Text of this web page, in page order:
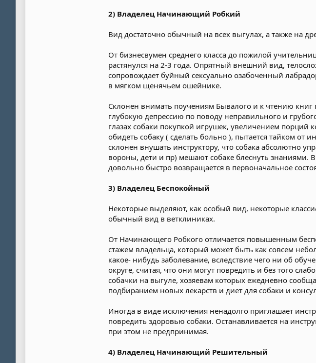
2) Владелец Начинающий Робкий
Вид достаточно обычный на всех выгулах, а также на
От бизнесвумен среднего класса до пожилой
растянулся на 2-3 года. Опрятный внешний вид,
сопровождает буйный сексуально озабоченный
в мягком щенячьем ошейнике.
Склонен внимать поучениям Бывалого и к чтению книг
глубокую депрессию по поводу неправильного и
глазах собаки покупкой игрушек, увеличением порций
обидеть собаку ( сделать больно ), пытается тайком от
склонен внушать инструктору, что собака абсолютно
вороны, дети и пр) мешают собаке блеснуть знаниями.
довольно быстро возвращается в первоначальное
3) Владелец Беспокойный
Некоторые выделяют, как особый вид, некоторые
обычный вид в ветклиниках.
От Начинающего Робкого отличается повышенным
стажем владельца, который может быть как совсем
какое- нибудь заболевание, вследствие чего ни об
округе, считая, что они могут повредить и без того
собачки на выгуле, хозяевам которых ежедневно
подбиранием новых лекарств и диет для собаки и
Иногда в виде исключения ненадолго приглашает
повредить здоровью собаки. Останавливается на
при этом не предпринимая.
4) Владелец Начинающий Решительный